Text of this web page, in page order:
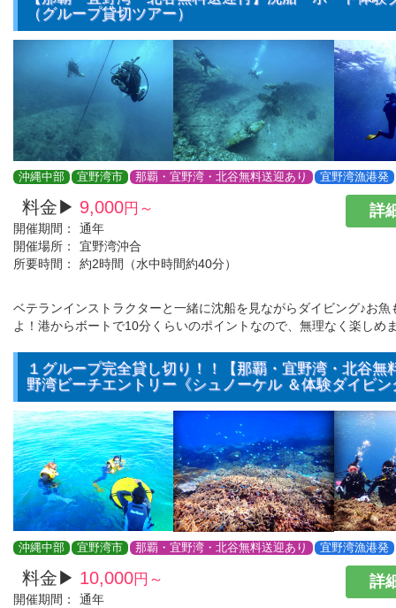
（グループ貸切ツアー）
沖縄中部 宜野湾市 那覇・宜野湾・北谷無料送迎あり 宜野湾漁港発
料金▶ 9,000円～
開催期間：
通年
開催場所：
宜野湾沖合
所要時間：
約2時間（水中時間約40分）
詳
ベテランインストラクターと一緒に沈船を見ながらダイビング♪お魚
よ！港からボートで10分くらいのポイントなので、無理なく楽しめ
１グループ完全貸し切り！！【那覇・宜野湾・北谷無
野湾ビーチエントリー《シュノーケル ＆体験ダイビン
沖縄中部 宜野湾市 那覇・宜野湾・北谷無料送迎あり 宜野湾漁港発
料金▶ 10,000円～
開催期間：
通年
詳